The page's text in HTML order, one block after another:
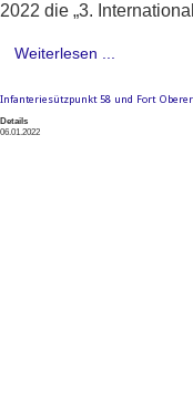
2022 die „3.
Weiterlesen ...
Infanteriesützpunkt 58 und Fort
Details
06.01.2022